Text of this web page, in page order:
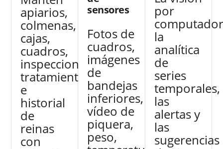
apiarios,
colmenas,
cajas,
cuadros,
inspecciones,
tratamientos
e
historial
de
reinas
con
sensores
Fotos de
cuadros,
imágenes
de
bandejas
inferiores,
vídeo de
piquera,
peso,
por
la
analítica
de
series
temporales,
las
alertas y
las
sugerencias